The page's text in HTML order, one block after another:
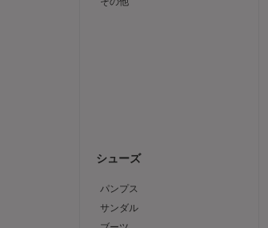
シューズ
パンプス
サンダル